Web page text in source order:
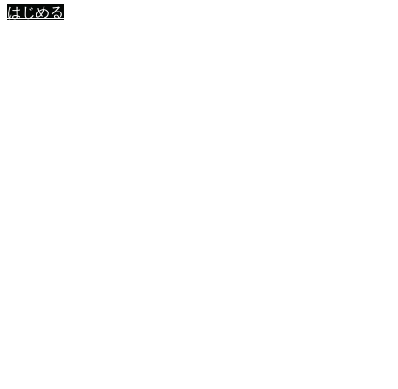
はじめる